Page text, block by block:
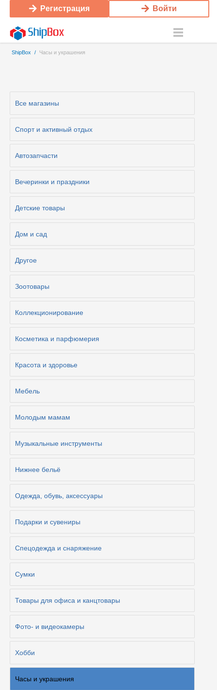
Регистрация Войти
ShipBox / Часы и украшения
Все магазины
Cпорт и активный отдых
Автозапчасти
Вечеринки и праздники
Детские товары
Дом и сад
Другое
Зоотовары
Коллекционирование
Косметика и парфюмерия
Красота и здоровье
Мебель
Молодым мамам
Музыкальные инструменты
Нижнее бельё
Одежда, обувь, аксессуары
Подарки и сувениры
Спецодежда и снаряжение
Сумки
Товары для офиса и канцтовары
Фото- и видеокамеры
Хобби
Часы и украшения